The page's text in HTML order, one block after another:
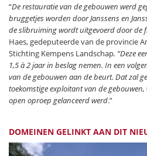
“De restauratie van de gebouwen werd
bruggetjes worden door Janssens en
de slibruiming wordt uitgevoerd door de
Haes, gedeputeerde van de provincie
Stichting Kempens Landschap. “Deze
1,5 à 2 jaar in beslag nemen. In een
van de gebouwen aan de beurt. Dat zal
toekomstige exploitant van de
open oproep gelanceerd werd.”
DOMEINEN GELINKT AAN DIT